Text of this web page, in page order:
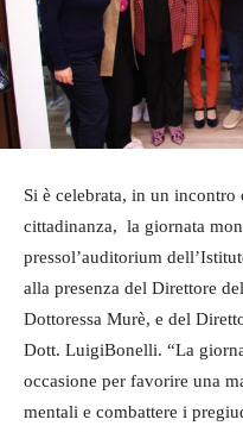
Si è celebrata, in un incontro
cittadinanza, la giornata
pressol’auditorium
alla presenza del Direttore
Dottoressa Murè, e del
Dott. LuigiBonelli. “La
occasione per favorire una
mentali e combattere i